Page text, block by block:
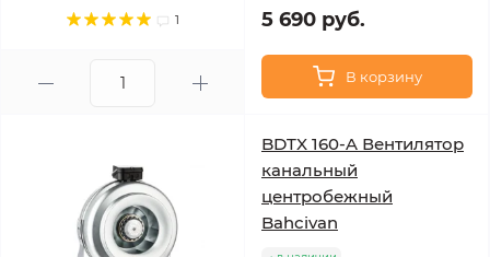
1 5 690 руб.
В корзину
BDTX 160-A Вентилятор
канальный
центробежный
Bahcivan